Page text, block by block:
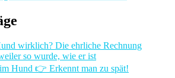
wirklich? Die ehrliche Rechnung
so wurde, wie er ist
Hund 👉 Erkennt man zu spät!